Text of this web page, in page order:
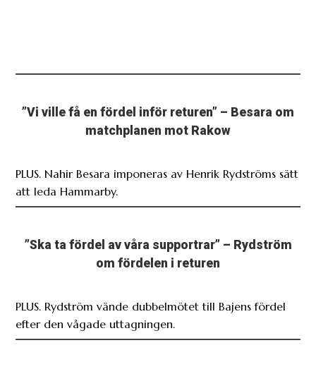
”Vi ville få en fördel inför returen” – Besara om
matchplanen mot Rakow
PLUS. Nahir Besara imponeras av Henrik Rydströms sätt
att leda Hammarby.
”Ska ta fördel av våra supportrar” – Rydström
om fördelen i returen
PLUS. Rydström vände dubbelmötet till Bajens fördel
efter den vågade uttagningen.